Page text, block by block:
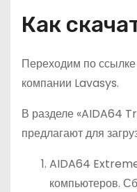
Как
Переходим по
компании Lavasys.
В разделе «AIDA64
предлагают для
AIDA64
компьютеров.